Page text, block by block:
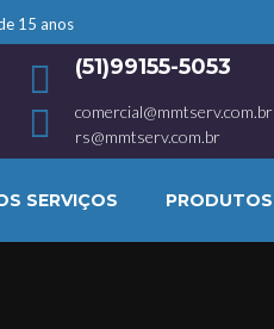
15 anos
(51)99155-5053
comercial@mmtserv.com.br
rs@mmtserv.com.br
SERVIÇOS PRODUTOS